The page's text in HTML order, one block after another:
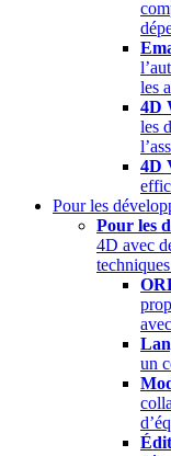
les
4D
les
4D
Pour les
Pour les
4D avec
un